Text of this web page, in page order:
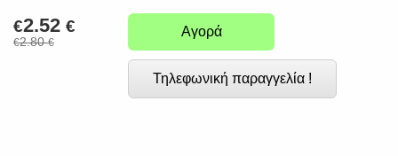
€2.52 €
€2.80€
Αγορά
Τηλεφωνική παραγγελία !